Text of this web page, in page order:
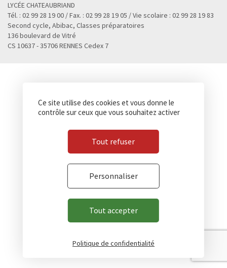
LYCÉE CHATEAUBRIAND
Tél. : 02 99 28 19 00 / Fax. : 02 99 28 19 05 / Vie scolaire : 02 99 28 19 83
Second cycle, Abibac, Classes préparatoires
136 boulevard de Vitré
CS 10637 - 35706 RENNES Cedex 7
Ce site utilise des cookies et vous donne le
contrôle sur ceux que vous souhaitez activer
Tout accepter
Tout refuser
Personnaliser
Politique de confidentialité